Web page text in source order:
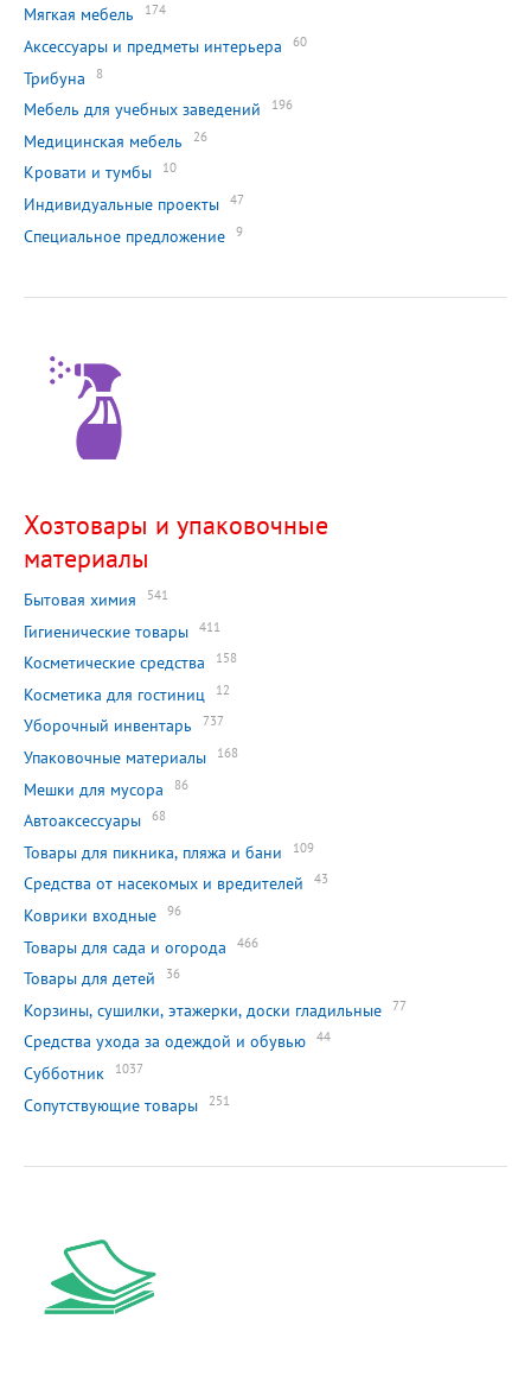
Мягкая мебель 174
Аксессуары и предметы интерьера 60
Трибуна 8
Мебель для учебных заведений 196
Медицинская мебель 26
Кровати и тумбы 10
Индивидуальные проекты 47
Специальное предложение 9
Хозтовары и упаковочные
материалы
Бытовая химия 541
Гигиенические товары 411
Косметические средства 158
Косметика для гостиниц 12
Уборочный инвентарь 737
Упаковочные материалы 168
Мешки для мусора 86
Автоаксессуары 68
Товары для пикника, пляжа и бани 109
Средства от насекомых и вредителей 43
Коврики входные 96
Товары для сада и огорода 466
Товары для детей 36
Корзины, сушилки, этажерки, доски гладильные 77
Средства ухода за одеждой и обувью 44
Субботник 1037
Сопутствующие товары 251